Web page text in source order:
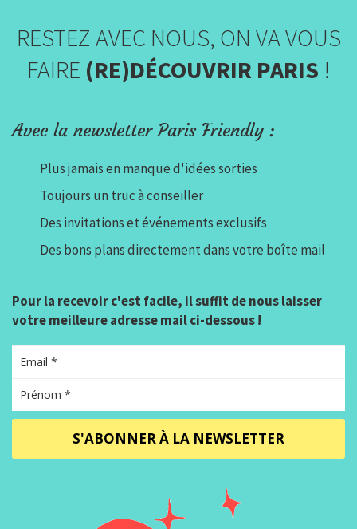
RESTEZ AVEC NOUS, ON VA VOUS
FAIRE (RE)DÉCOUVRIR PARIS !
Avec la newsletter Paris Friendly :
Plus jamais en manque d'idées sorties
Toujours un truc à conseiller
Des invitations et événements exclusifs
Des bons plans directement dans votre boîte mail
Pour la recevoir c'est facile, il suffit de nous laisser
votre meilleure adresse mail ci-dessous !
S'ABONNER À LA NEWSLETTER